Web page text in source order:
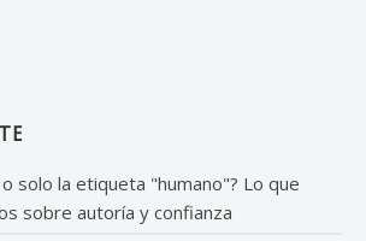
solo la etiqueta "humano"? Lo que
sobre autoría y confianza